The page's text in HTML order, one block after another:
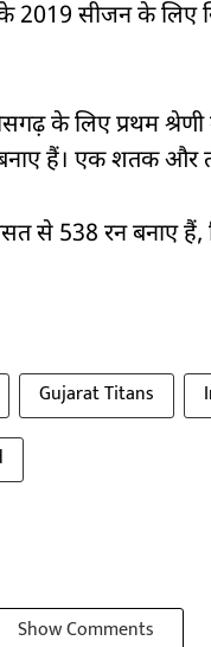
सीजन के लिए
के लिए प्रथम
हैं। एक शतक और
से 538 रन बनाए हैं,
Gujarat Titans
Show Comments